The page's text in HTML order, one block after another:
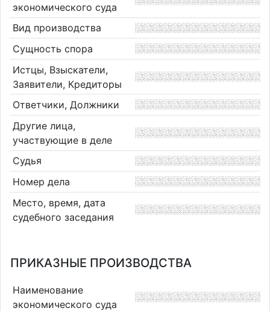
экономического суда
Вид производства
Сущность спора
Истцы, Взыскатели,
Заявители, Кредиторы
Ответчики, Должники
Другие лица,
участвующие в деле
Судья
Номер дела
Место, время, дата
судебного заседания
ПРИКАЗНЫЕ ПРОИЗВОДСТВА
Наименование
экономического суда